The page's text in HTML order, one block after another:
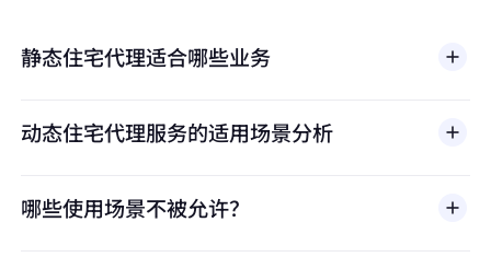
静态住宅代理适合哪些业务
动态住宅代理服务的适用场景分析
哪些使用场景不被允许？